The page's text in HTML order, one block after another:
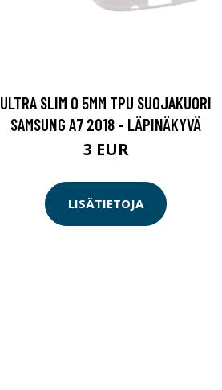
ULTRA SLIM 0 5MM TPU SUOJAKUORI
SAMSUNG A7 2018 - LÄPINÄKYVÄ
3 EUR
LISÄTIETOJA